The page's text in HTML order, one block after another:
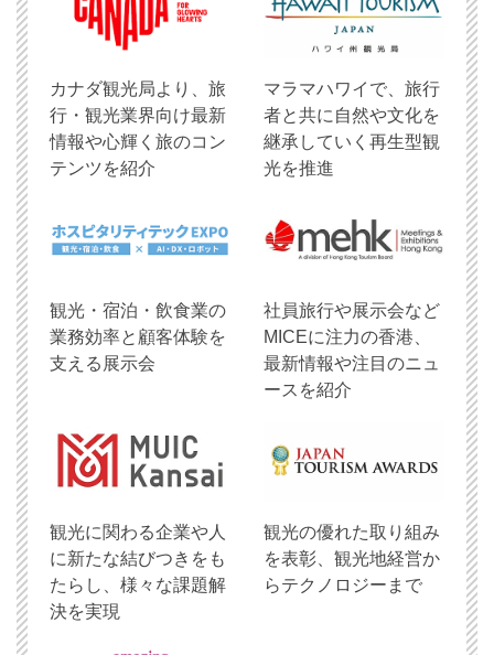
​カナダ観光局より、旅
行・観光業界向け最新
情報や心輝く旅のコン
テンツを紹介
マラマハワイで、旅行
者と共に自然や文化を
継承していく再生型観
光を推進
観光・宿泊・飲食業の
業務効率と顧客体験を
支える展示会
社員旅行や展示会など
MICEに注力の香港、
最新情報や注目のニュ
ースを紹介
観光に関わる企業や人
に新たな結びつきをも
たらし、様々な課題解
決を実現
観光の優れた取り組み
を表彰、観光地経営か
らテクノロジーまで